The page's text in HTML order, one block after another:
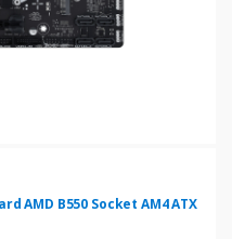
AMD B550 Socket AM4 ATX